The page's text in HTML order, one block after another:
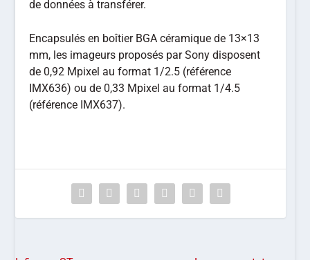
de données à transférer.
Encapsulés en boîtier BGA céramique de 13×13
mm, les imageurs proposés par Sony disposent
de 0,92 Mpixel au format 1/2.5 (référence
IMX636) ou de 0,33 Mpixel au format 1/4.5
(référence IMX637).